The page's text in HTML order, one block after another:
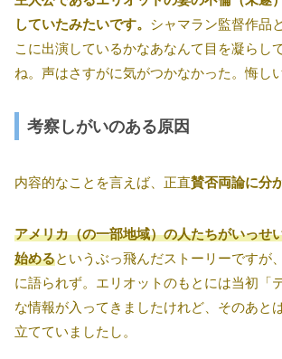
していたみたいです。 シャマラン監督作品
こに出演しているかなあなんて目を凝らし
ね。声はさすがに気がつかなかった。悔しい
考察しがいのある原因
内容的なことを言えば、正直賛否両論に分
アメリカ（の一部地域）の人たちがいっせ
始めるというぶっ飛んだストーリーですが
に語られず。エリオットのもとには当初「
な情報が入ってきましたけれど、そのあと
立てていましたし。